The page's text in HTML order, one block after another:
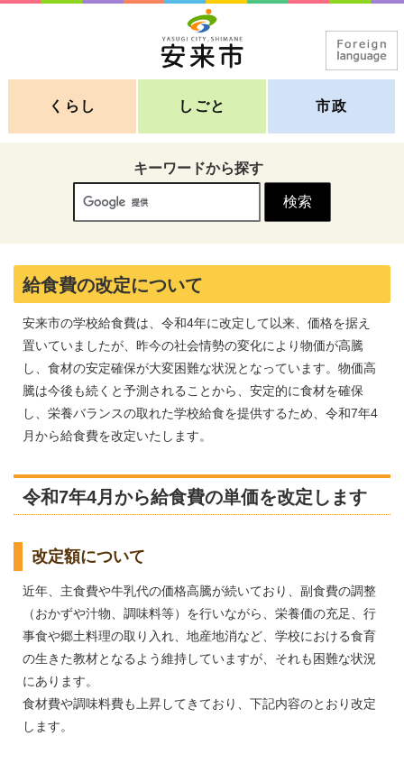
くらし しごと 市政
キーワードから探す
給食費の改定について
安来市の学校給食費は、令和4年に改定して以来、価格を据え
置いていましたが、昨今の社会情勢の変化により物価が高騰
し、食材の安定確保が大変困難な状況となっています。物価高
騰は今後も続くと予測されることから、安定的に食材を確保
し、栄養バランスの取れた学校給食を提供するため、令和7年4
月から給食費を改定いたします。
令和7年4月から給食費の単価を改定します
改定額について
近年、主食費や牛乳代の価格高騰が続いており、副食費の調整
（おかずや汁物、調味料等）を行いながら、栄養価の充足、行
事食や郷土料理の取り入れ、地産地消など、学校における食育
の生きた教材となるよう維持していますが、それも困難な状況
にあります。
食材費や調味料費も上昇してきており、下記内容のとおり改定
します。